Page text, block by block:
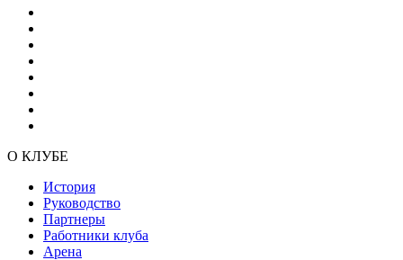
О КЛУБЕ
История
Руководство
Партнеры
Работники клуба
Арена